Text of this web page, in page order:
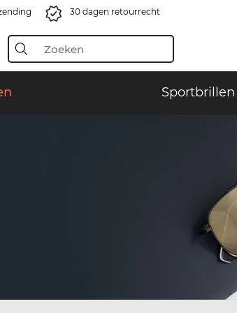
30 dagen retourrecht
Sportbrillen